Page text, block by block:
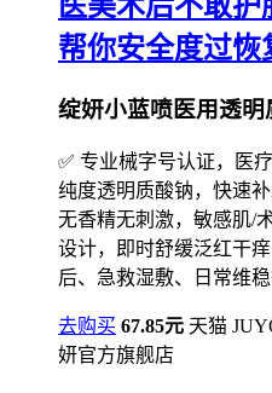
帮你安全度过恢
绽妍小蓝喷医用透明
✅ 专业械字号认证，医
纯度透明质酸钠，快速
无香精无刺激，敏感肌/
设计，即时舒缓泛红干
后、急救湿敷、日常维稳
去购买 67.85元 天猫
妍官方旗舰店